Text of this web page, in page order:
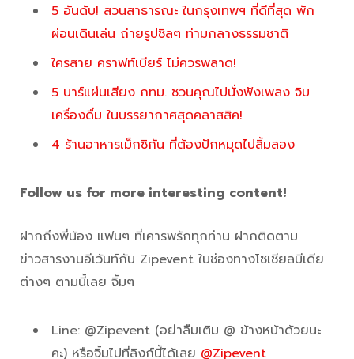
5 อันดับ! สวนสาธารณะ ในกรุงเทพฯ ที่ดีที่สุด พัก
ผ่อนเดินเล่น ถ่ายรูปชิลๆ ท่ามกลางธรรมชาติ
ใครสาย คราฟท์เบียร์ ไม่ควรพลาด!
5 บาร์แผ่นเสียง กทม. ชวนคุณไปนั่งฟังเพลง จิบ
เครื่องดื่ม ในบรรยากาศสุดคลาสสิค!
4 ร้านอาหารเม็กซิกัน ที่ต้องปักหมุดไปลิ้มลอง
Follow us for more interesting content!
ฝากถึงพี่น้อง แฟนๆ ที่เคารพรักทุกท่าน ฝากติดตาม
ข่าวสารงานอีเว้นท์กับ Zipevent ในช่องทางโซเชียลมีเดีย
ต่างๆ ตามนี้เลย จิ้มๆ
Line: @Zipevent (อย่าลืมเติม @ ข้างหน้าด้วยนะ
คะ) หรือจิ้มไปที่ลิงก์นี้ได้เลย @Zipevent